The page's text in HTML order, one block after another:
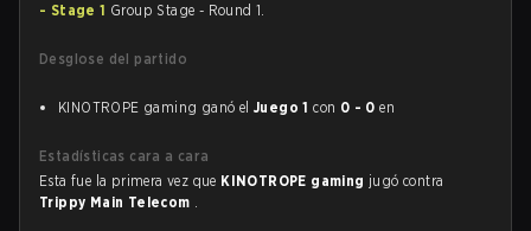
- Stage 1 Group Stage - Round 1.
Desglose del partido
KINOTROPE gaming ganó el Juego 1 con 0 - 0 en
Estadísticas cara a cara
Esta fue la primera vez que KINOTROPE gaming jugó contra
Trippy Main Telecom .